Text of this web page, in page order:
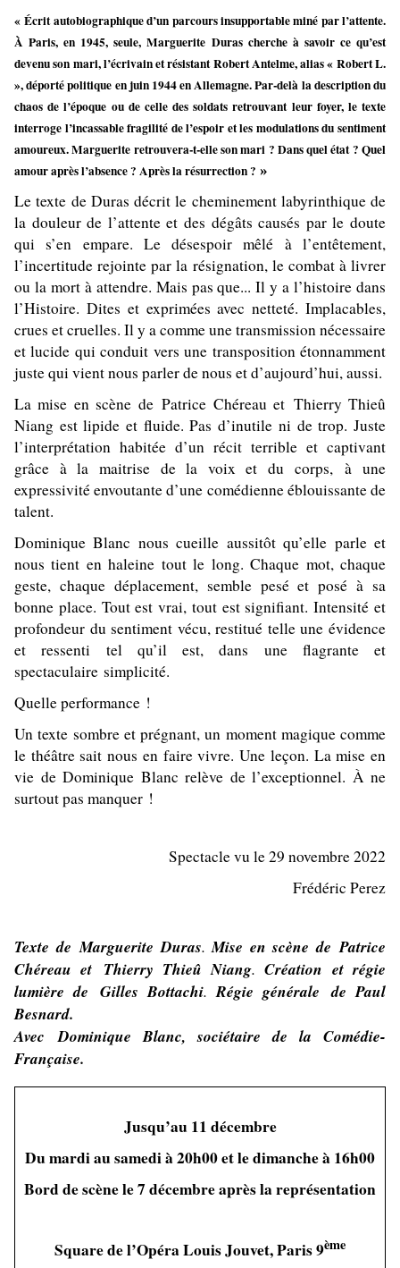
« Écrit autobiographique d’un parcours insupportable miné par l’attente.
À Paris, en 1945, seule, Marguerite Duras cherche à savoir ce qu’est
devenu son mari, l’écrivain et résistant Robert Antelme, alias « Robert L.
», déporté politique en juin 1944 en Allemagne. Par-delà la description du
chaos de l’époque ou de celle des soldats retrouvant leur foyer, le texte
interroge l’incassable fragilité de l’espoir et les modulations du sentiment
amoureux. Marguerite retrouvera-t-elle son mari ? Dans quel état ? Quel
amour après l’absence ? Après la résurrection ? »
Le texte de Duras décrit le cheminement labyrinthique de
la douleur de l’attente et des dégâts causés par le doute
qui s’en empare. Le désespoir mêlé à l’entêtement,
l’incertitude rejointe par la résignation, le combat à livrer
ou la mort à attendre. Mais pas que... Il y a l’histoire dans
l’Histoire. Dites et exprimées avec netteté. Implacables,
crues et cruelles. Il y a comme une transmission nécessaire
et lucide qui conduit vers une transposition étonnamment
juste qui vient nous parler de nous et d’aujourd’hui, aussi.
La mise en scène de Patrice Chéreau et Thierry Thieû
Niang est lipide et fluide. Pas d’inutile ni de trop. Juste
l’interprétation habitée d’un récit terrible et captivant
grâce à la maitrise de la voix et du corps, à une
expressivité envoutante d’une comédienne éblouissante de
talent.
Dominique Blanc nous cueille aussitôt qu’elle parle et
nous tient en haleine tout le long. Chaque mot, chaque
geste, chaque déplacement, semble pesé et posé à sa
bonne place. Tout est vrai, tout est signifiant. Intensité et
profondeur du sentiment vécu, restitué telle une évidence
et ressenti tel qu’il est, dans une flagrante et
spectaculaire simplicité.
Quelle performance !
Un texte sombre et prégnant, un moment magique comme
le théâtre sait nous en faire vivre. Une leçon. La mise en
vie de Dominique Blanc relève de l’exceptionnel. À ne
surtout pas manquer !
Spectacle vu le 29 novembre 2022
Frédéric Perez
Texte de Marguerite Duras.Mise en scène de Patrice
Chéreau et Thierry Thieû Niang.Création et régie
lumière de Gilles Bottachi.Régie générale de Paul
Besnard.
Avec Dominique Blanc, sociétaire de la Comédie-
Française.
Jusqu’au 11 décembre
Du mardi au samedi à 20h00 et le dimanche à 16h00
Bord de scène le 7 décembre après la représentation
Square de l’Opéra Louis Jouvet, Paris 9ème